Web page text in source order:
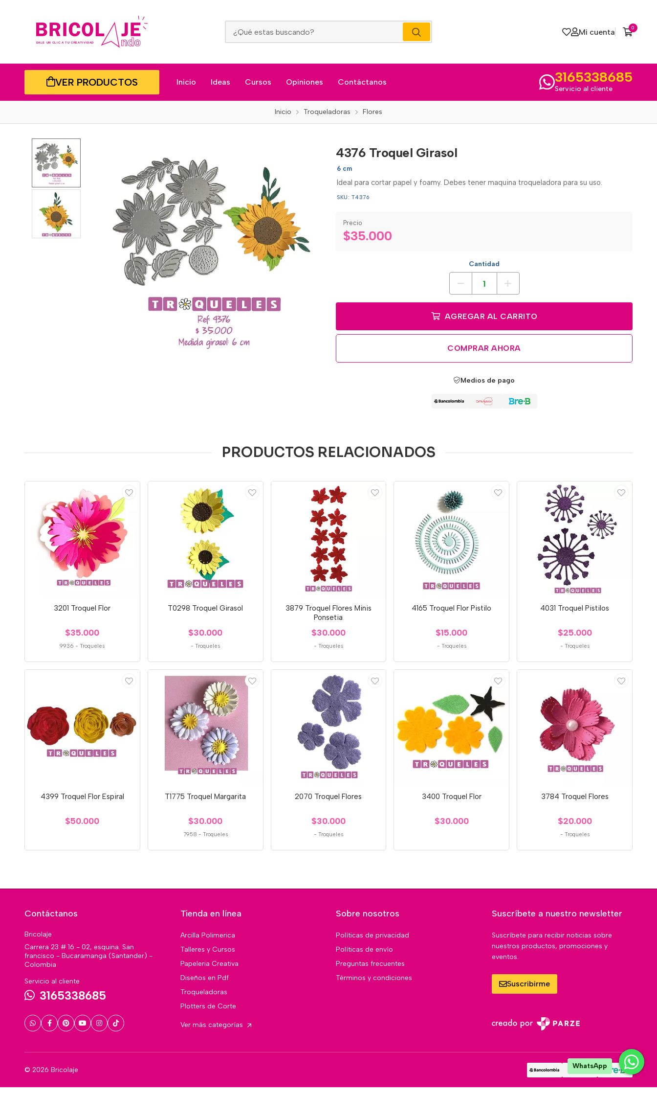
Mi cuenta 0
VER PRODUCTOS Inicio Ideas Cursos Opiniones Contáctanos 3165338685
Servicio al cliente
Inicio Troqueladoras Flores
4376 Troquel Girasol
6 cm
Ideal para cortar papel y foamy. Debes tener maquina troqueladora para su uso.
SKU: T4376
Precio
$35.000
Cantidad
AGREGAR AL CARRITO
COMPRAR AHORA
Medios de pago
PRODUCTOS RELACIONADOS
3201 Troquel Flor
$35.000
9936 -Troqueles
T0298 Troquel Girasol
$30.000
-Troqueles
3879 Troquel Flores Minis
Ponsetia
$30.000
- Troqueles
4165 Troquel Flor Pistilo
$15.000
- Troqueles
4031 Troquel Pistilos
$25.000
- Troqueles
4399 Troquel Flor Espiral
$50.000
T1775 Troquel Margarita
$30.000
7958 - Troqueles
2070 Troquel Flores
$30.000
- Troqueles
3400 Troquel Flor
$30.000
3784 Troquel Flores
$20.000
- Troqueles
Contáctanos
Bricolaje
Carrera 23 # 16 - 02, esquina. San
francisco - Bucaramanga (Santander) -
Colombia
Servicio al cliente
3165338685
Tienda en línea
Arcilla Polimerica
Talleres y Cursos
Papeleria Creativa
Diseños en Pdf
Troqueladoras
Plotters de Corte
Ver más categorías
Sobre nosotros
Políticas de privacidad
Políticas de envío
Preguntas frecuentes
Términos y condiciones
Suscríbete a nuestro newsletter
Suscríbete para recibir noticias sobre
nuestros productos, promociones y
eventos.
Suscribirme
© 2026 Bricolaje WhatsApp